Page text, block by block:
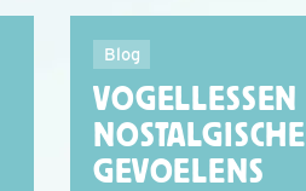
Blog
NOSTALGISCHE
GEVOELENS